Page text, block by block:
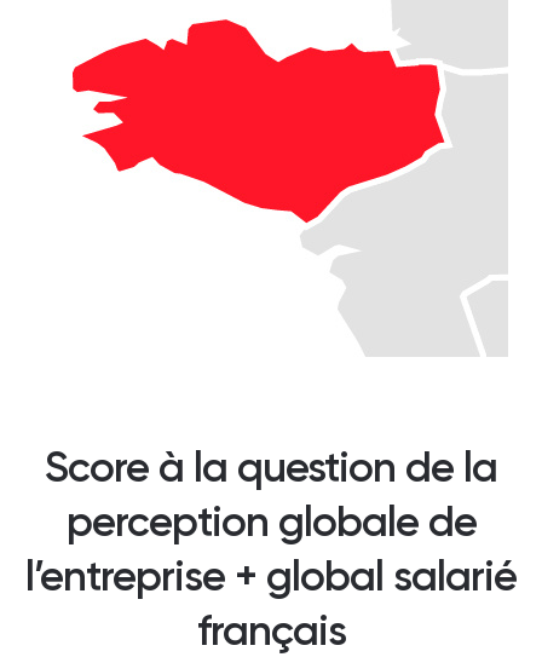
Score à la question de la
perception globale de
l’entreprise + global salarié
français